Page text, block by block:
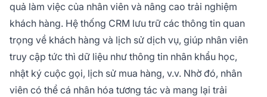
quả làm việc của nhân viên và nâng cao trải nghiệm
khách hàng. Hệ thống CRM lưu trữ các thông tin quan
trọng về khách hàng và lịch sử dịch vụ, giúp nhân viên
truy cập tức thì dữ liệu như thông tin nhân khẩu học,
nhật ký cuộc gọi, lịch sử mua hàng, v.v. Nhờ đó, nhân
viên có thể cá nhân hóa tương tác và mang lại trải